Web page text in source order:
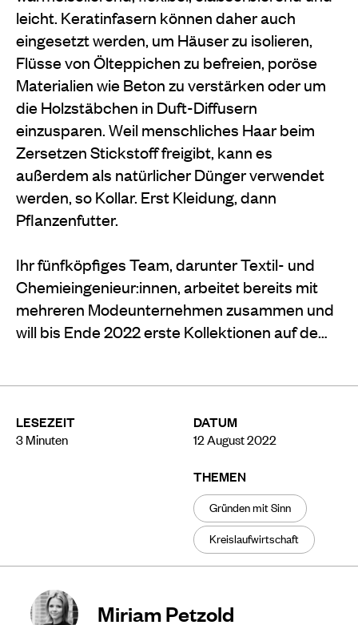
LESEZEIT
3Minuten
DATUM
12 August 2022
THEMEN
Gründen mit Sinn
Kreislaufwirtschaft
leicht. Keratinfasern können daher auch
eingesetzt werden, um Häuser zu isolieren,
Flüsse von Ölteppichen zu befreien, poröse
Materialien wie Beton zu verstärken oder um
die Holzstäbchen in Duft-Diffusern
einzusparen. Weil menschliches Haar beim
Zersetzen Stickstoff freigibt, kann es
außerdem als natürlicher Dünger verwendet
werden, so Kollar. Erst Kleidung, dann
Pflanzenfutter.
Ihr fünfköpfiges Team, darunter Textil- und
Chemieingenieur:innen, arbeitet bereits mit
mehreren Modeunternehmen zusammen und
will bis Ende 2022 erste Kollektionen auf de…
Miriam Petzold